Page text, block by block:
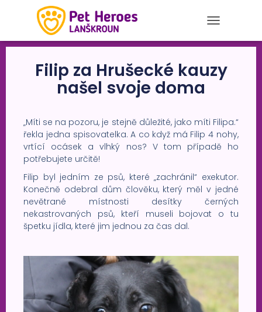
O
L
V
A
I
O
N
Filip za Hrušecké kauzy
našel svoje doma
„Míti se na pozoru, je stejně důležité, jako míti Filipa.“
řekla jedna spisovatelka. A co když má Filip 4 nohy,
vrtící ocásek a vlhký nos? V tom případě ho
potřebujete určitě!
Filip byl jedním ze psů, které „zachránil“ exekutor.
Konečně odebral dům člověku, který měl v jedné
nevětrané místnosti desítky černých
nekastrovaných psů, kteří museli bojovat o tu
špetku jídla, které jim jednou za čas dal.